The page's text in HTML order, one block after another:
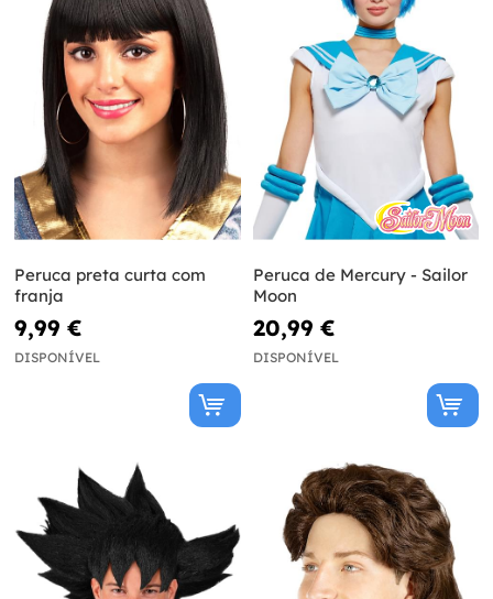
Peruca preta curta com
franja
9,99 €
DISPONÍVEL
Peruca de Mercury - Sailor
Moon
20,99 €
DISPONÍVEL